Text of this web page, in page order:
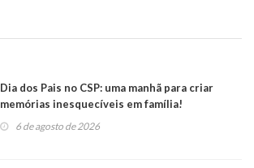
Dia dos Pais no CSP: uma manhã para criar
memórias inesquecíveis em família!
6 de agosto de 2026